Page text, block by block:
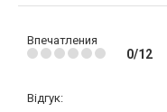
Впечатления
0/12
Відгук: